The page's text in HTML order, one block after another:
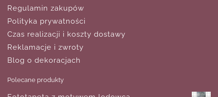
Regulamin zakupów
Polityka prywatności
Czas realizacji i koszty dostawy
Reklamacje i zwroty
Blog o dekoracjach
Polecane produkty